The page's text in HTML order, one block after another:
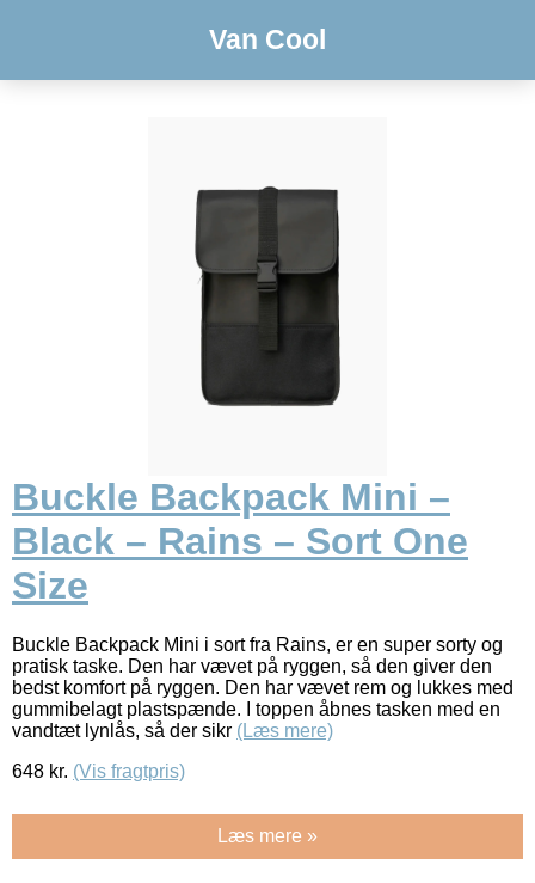
Van Cool
Buckle Backpack Mini –
Black – Rains – Sort One
Size
Buckle Backpack Mini i sort fra Rains, er en super sorty og
pratisk taske. Den har vævet på ryggen, så den giver den
bedst komfort på ryggen. Den har vævet rem og lukkes med
gummibelagt plastspænde. I toppen åbnes tasken med en
vandtæt lynlås, så der sikr (Læs mere)
648 kr. (Vis fragtpris)
Læs mere »